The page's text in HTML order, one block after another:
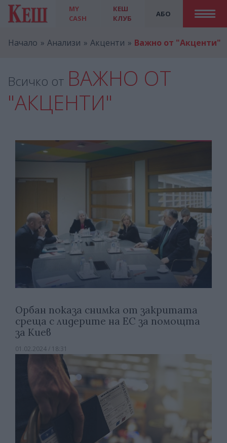
MY
CASH
АБО
КЕШ
КЛУБ
Начало Анализи Акценти Важно от "Акценти"
Всичко от ВАЖНО ОТ
"АКЦЕНТИ"
Орбан показа снимка от закритата
среща с лидерите на ЕС за помощта
за Киев
01.02.2024 / 18:31